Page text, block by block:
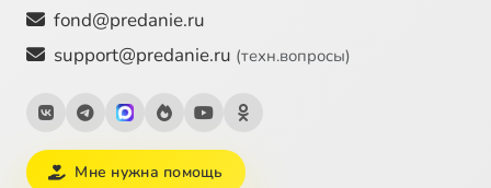
fond@predanie.ru
support@predanie.ru (техн.вопросы)
Мне нужна помощь